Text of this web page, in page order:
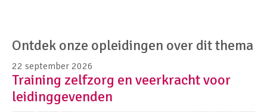
Ontdek onze opleidingen over dit thema
22 september 2026
Training zelfzorg en veerkracht voor
leidinggevenden